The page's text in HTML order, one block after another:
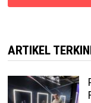
ARTIKEL